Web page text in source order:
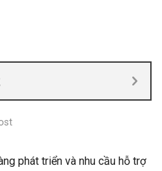
phát triển và nhu cầu hỗ trợ